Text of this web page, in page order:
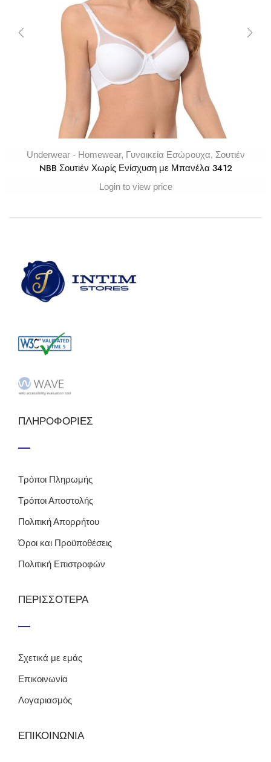
Underwear - Homewear, Γυναικεία Εσώρουχα, Σουτιέν
NBB Σουτιέν Χωρίς Ενίσχυση με Μπανέλα 3412
Login to view price
ΠΛΗΡΟΦΟΡΙΕΣ
Τρόποι Πληρωμής
Τρόποι Αποστολής
Πολιτική Απορρήτου
Όροι και Προϋποθέσεις
Πολιτική Επιστροφών
ΠΕΡΙΣΣΟΤΕΡΑ
Σχετικά με εμάς
Επικοινωνία
Λογαριασμός
ΕΠΙΚΟΙΝΩΝΙΑ